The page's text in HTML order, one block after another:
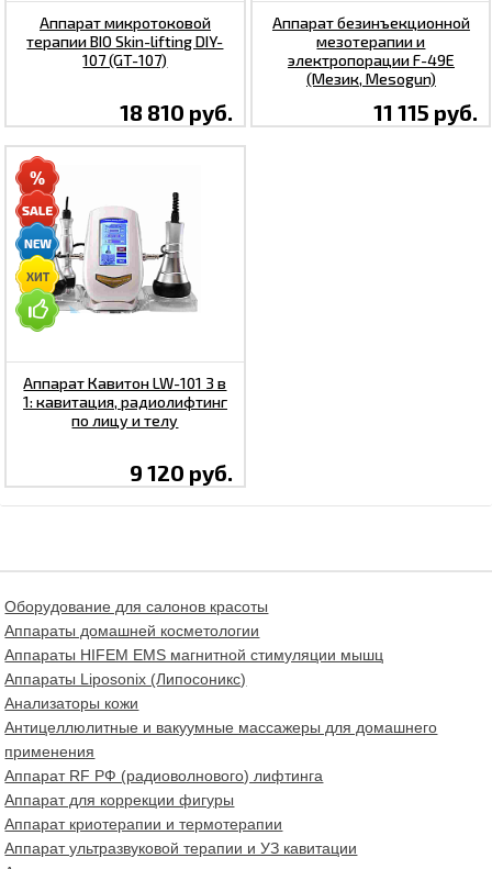
Аппарат микротоковой
терапии BIO Skin-lifting DIY-
107 (GT-107)
18 810 руб.
Аппарат безинъекционной
мезотерапии и
электропорации F-49E
(Мезик, Mesogun)
11 115 руб.
Аппарат Кавитон LW-101 3 в
1: кавитация, радиолифтинг
по лицу и телу
9 120 руб.
Оборудование для салонов красоты
Аппараты домашней косметологии
Аппараты HIFEM EMS магнитной стимуляции мышц
Аппараты Liposonix (Липосоникс)
Анализаторы кожи
Антицеллюлитные и вакуумные массажеры для домашнего
применения
Аппарат RF РФ (радиоволнового) лифтинга
Аппарат для коррекции фигуры
Аппарат криотерапии и термотерапии
Аппарат ультразвуковой терапии и УЗ кавитации